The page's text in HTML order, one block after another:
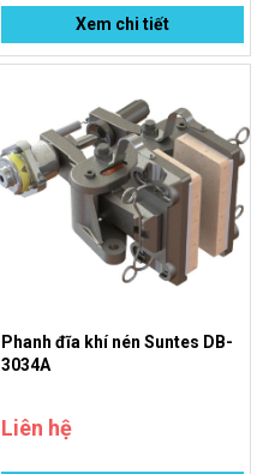
Xem chi tiết
Phanh đĩa khí nén Suntes DB-
3034A
Liên hệ